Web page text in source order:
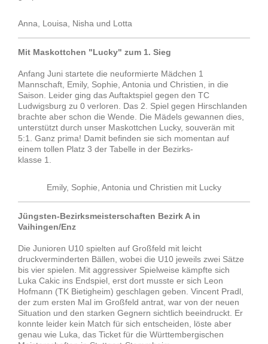
Anna, Louisa, Nisha und Lotta
Mit Maskottchen "Lucky" zum 1. Sieg
Anfang Juni startete die neuformierte Mädchen 1
Mannschaft, Emily, Sophie, Antonia und Christien, in die
Saison. Leider ging das Auftaktspiel gegen den TC
Ludwigsburg zu 0 verloren. Das 2. Spiel gegen Hirschlanden
brachte aber schon die Wende. Die Mädels gewannen dies,
unterstützt durch unser Maskottchen Lucky, souverän mit
5:1. Ganz prima! Damit befinden sie sich momentan auf
einem tollen Platz 3 der Tabelle in der Bezirks-
klasse 1.
Emily, Sophie, Antonia und Christien mit Lucky
Jüngsten-Bezirksmeisterschaften Bezirk A in
Vaihingen/Enz
Die Junioren U10 spielten auf Großfeld mit leicht
druckverminderten Bällen, wobei die U10 jeweils zwei Sätze
bis vier spielen. Mit aggressiver Spielweise kämpfte sich
Luka Cakic ins Endspiel, erst dort musste er sich Leon
Hofmann (TK Bietigheim) geschlagen geben. Vincent Pradl,
der zum ersten Mal im Großfeld antrat, war von der neuen
Situation und den starken Gegnern sichtlich beeindruckt. Er
konnte leider kein Match für sich entscheiden, löste aber
genau wie Luka, das Ticket für die Württembergischen